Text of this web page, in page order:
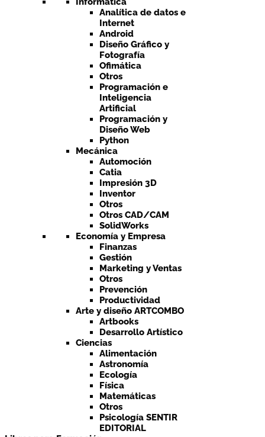
Analítica de datos e
Internet
Android
Diseño Gráfico y
Fotografía
Ofimática
Otros
Programación e
Inteligencia
Artificial
Programación y
Diseño Web
Python
Mecánica
Automoción
Catia
Impresión 3D
Inventor
Otros
Otros CAD/CAM
SolidWorks
Economía y Empresa
Finanzas
Gestión
Marketing y Ventas
Otros
Prevención
Productividad
Arte y diseño ARTCOMBO
Artbooks
Desarrollo Artístico
Ciencias
Alimentación
Astronomía
Ecología
Física
Matemáticas
Otros
Psicología SENTIR
EDITORIAL